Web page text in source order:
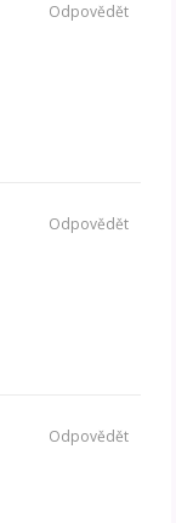
Odpovědět
Odpovědět
Odpovědět